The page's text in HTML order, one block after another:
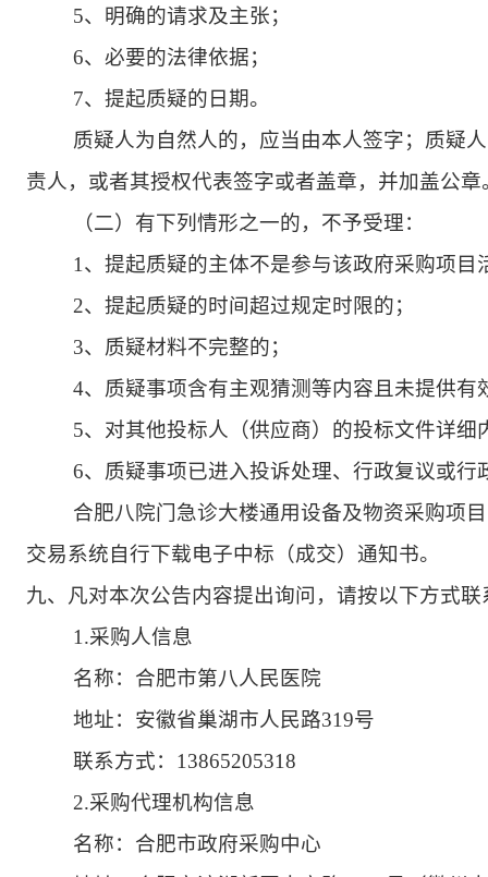
5、明确的请求及主张；
6、必要的法律依据；
7、提起质疑的日期。
质疑人为自然人的，应当由本人签字；质疑
责人，或者其授权代表签字或者盖章，并加盖公章
（二）有下列情形之一的，不予受理：
1、提起质疑的主体不是参与该政府采购项目
2、提起质疑的时间超过规定时限的；
3、质疑材料不完整的；
4、质疑事项含有主观猜测等内容且未提供有
5、对其他投标人（供应商）的投标文件详
6、质疑事项已进入投诉处理、行政复议或行
合肥八院门急诊大楼通用设备及物资采购项
交易系统自行下载电子中标（成交）通知书。
九、凡对本次公告内容提出询问，请按以下方式联
1.采购人信息
名称：合肥市第八人民医院
地址：安徽省巢湖市人民路319号
联系方式：13865205318
2.采购代理机构信息
名称：合肥市政府采购中心